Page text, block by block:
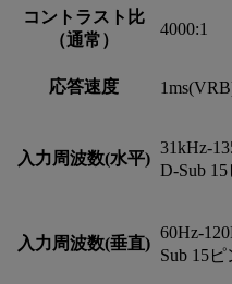
コントラスト比
（通常）
4000:1
応答速度
入力周波数(水平)
31kHz-
D-Sub
入力周波数(垂直)
60Hz-
Sub 15ピ